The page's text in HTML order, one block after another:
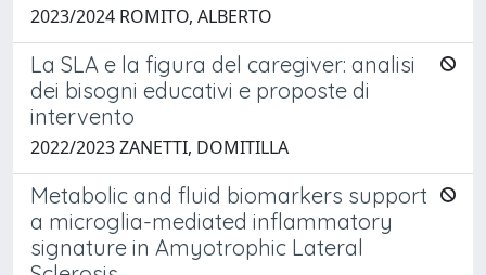
2023/2024 ROMITO, ALBERTO
La SLA e la figura del caregiver: analisi
dei bisogni educativi e proposte di
intervento
2022/2023 ZANETTI, DOMITILLA
Metabolic and fluid biomarkers support
a microglia-mediated inflammatory
signature in Amyotrophic Lateral